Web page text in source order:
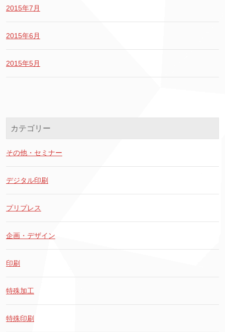
2015年7月
2015年6月
2015年5月
カテゴリー
その他・セミナー
デジタル印刷
プリプレス
企画・デザイン
印刷
特殊加工
特殊印刷